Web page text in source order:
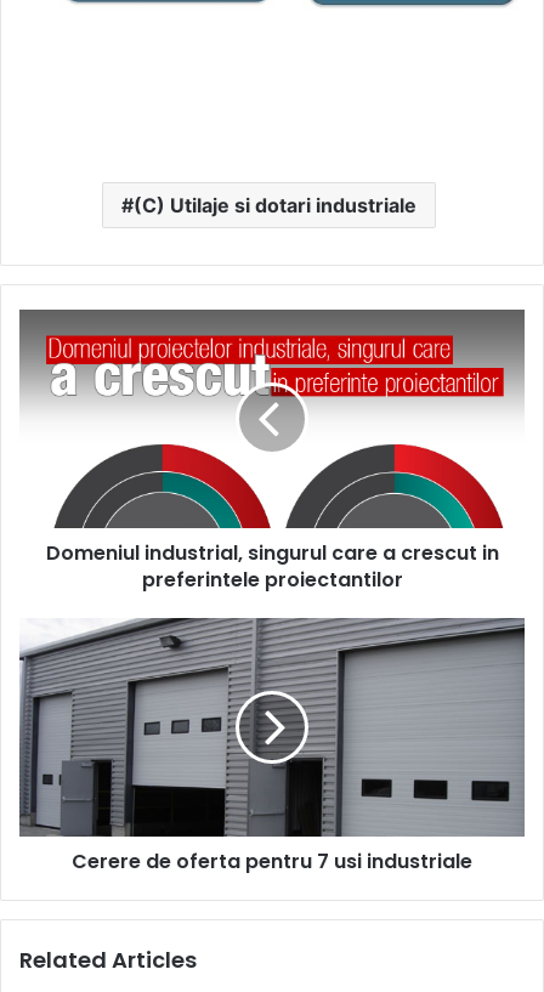
(C) Utilaje si dotari industriale
industrial,
singurul
care
preferintele
proiectantilor
Domeniul industrial, singurul care a crescut in
preferintele proiectantilor
de
oferta
pentru
7
usi
industriale
Cerere de oferta pentru 7 usi industriale
Related Articles